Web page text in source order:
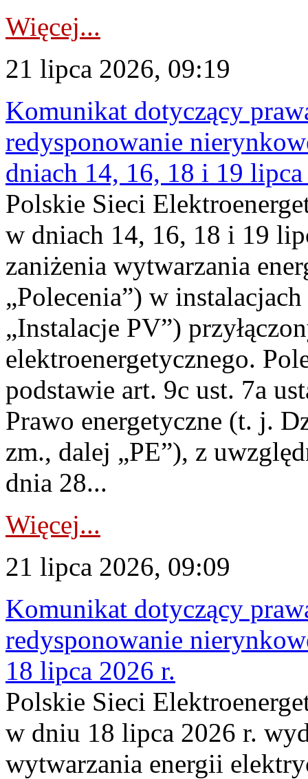
Więcej...
21 lipca 2026, 09:19
Komunikat dotyczący
redysponowanie
dniach 14, 16, 18 i 19
Polskie Sieci
w dniach 14, 16, 18 i 19
zaniżenia wytwarzania
„Polecenia”) w
„Instalacje PV”)
elektroenergetycznego.
podstawie art. 9c ust. 7a
Prawo energetyczne (t. j.
zm., dalej „PE”), z
dnia 28...
Więcej...
21 lipca 2026, 09:09
Komunikat dotyczący
redysponowanie
18 lipca 2026 r.
Polskie Sieci
w dniu 18 lipca 2026 r.
wytwarzania energii